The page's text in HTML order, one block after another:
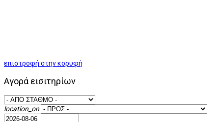
επιστροφή στην κορυφή
Αγορά εισιτηρίων
location_on